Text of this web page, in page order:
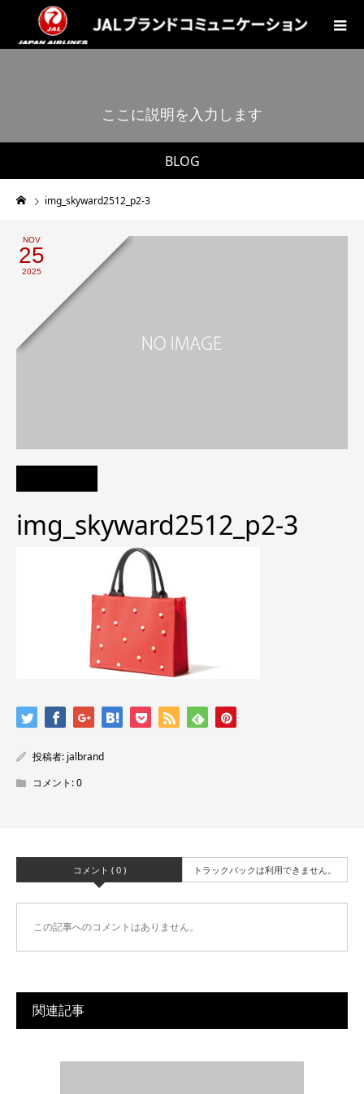
BLOG
ここに説明を入力し ます。
img_skyward2512_p2-3
NOV
25
2025
img_skyward2512_p2-3
投稿者: jalbrand
コメント:0
コメント ( 0 ) トラックバックは利用できません。
この記事へのコメントはありません。
関連記事